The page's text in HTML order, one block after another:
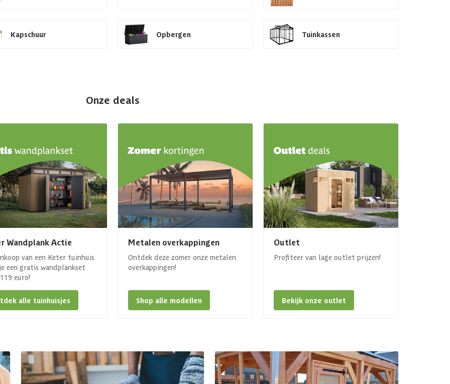
Kapschuur Opbergen Tuinkassen
Onze deals
Wandplank Actie
van een Keter tuinhuis
een gratis wandplankset
euro!
alle tuinhuisjes
Metalen overkappingen
Ontdek deze zomer onze metalen
overkappingen!
Shop alle modellen
Outlet
Profiteer van lage outlet prijzen!
Bekijk onze outlet